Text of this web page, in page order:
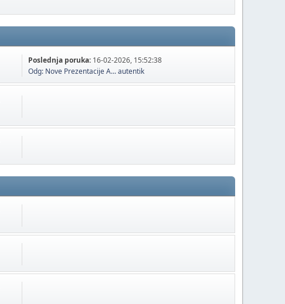
Poslednja poruka: 16-02-2026, 15:52:38
Odg: Nove Prezentacije A... autentik